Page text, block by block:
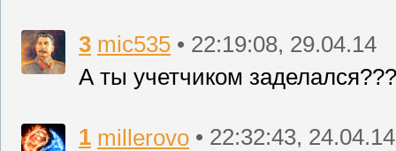
3 mic535 • 22:19:08, 29.04.14
А ты учетчиком
1 millerovo • 22:32:43, 24.04.14